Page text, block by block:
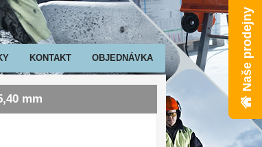
KONTAKT OBJEDNÁVKA Naše prodejny
mm